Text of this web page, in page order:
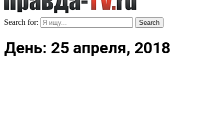
Search for: Search
День: 25 апреля, 2018